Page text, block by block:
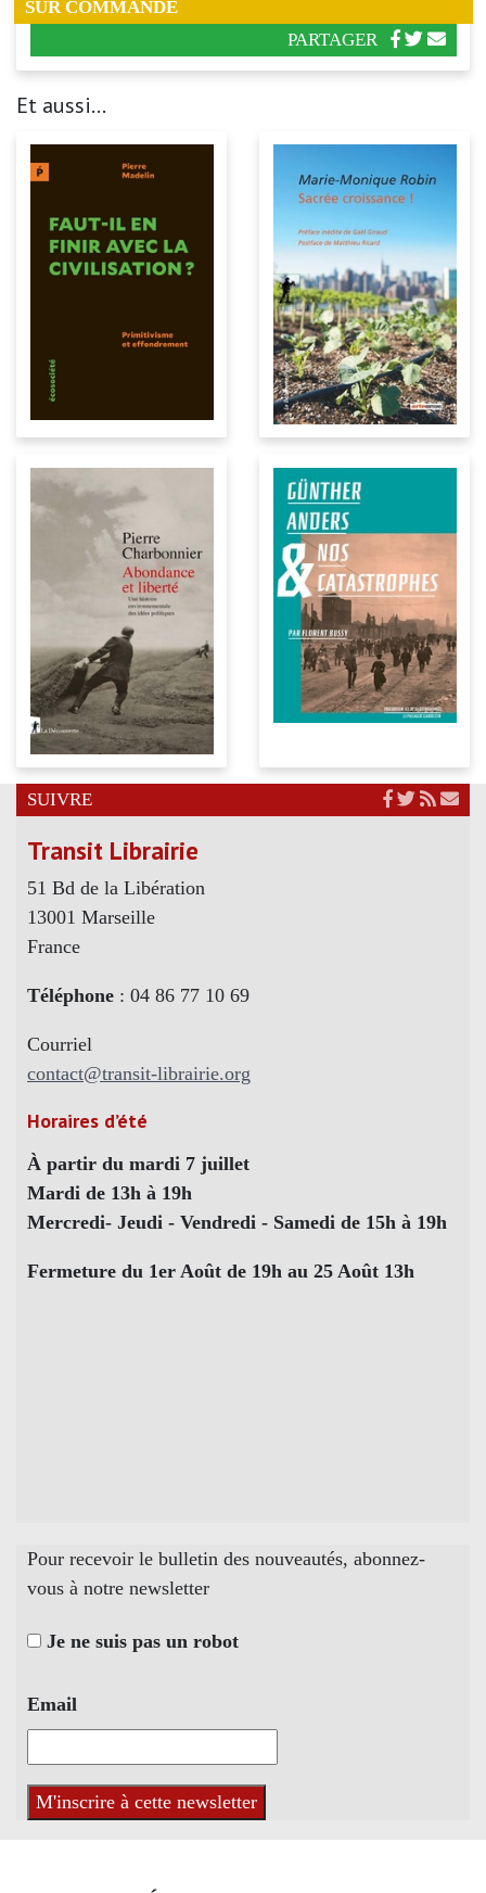
SUR COMMANDE
PARTAGER
Et aussi...
SUIVRE
Transit Librairie
51 Bd de la Libération
13001 Marseille
France
Téléphone : 04 86 77 10 69
Courriel
contact@transit-librairie.org
Horaires d’été
À partir du mardi 7 juillet
Mardi de 13h à 19h
Mercredi- Jeudi - Vendredi - Samedi de 15h à 19h
Fermeture du 1er Août de 19h au 25 Août 13h
Pour recevoir le bulletin des nouveautés, abonnez-
vous à notre newsletter
Je ne suis pas un robot
Email